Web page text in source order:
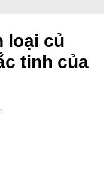
loại củ
tinh của